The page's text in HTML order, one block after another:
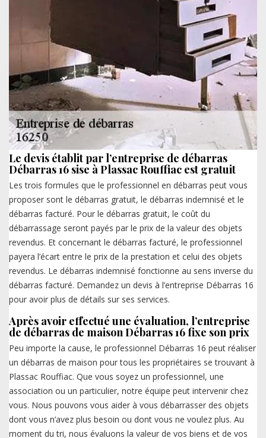
Le devis établit par l’entreprise de débarras
Débarras 16 sise à Plassac Rouffiac est gratuit
Les trois formules que le professionnel en débarras peut vous
proposer sont le débarras gratuit, le débarras indemnisé et le
débarras facturé. Pour le débarras gratuit, le coût du
débarrassage seront payés par le prix de la valeur des objets
revendus. Et concernant le débarras facturé, le professionnel
payera l’écart entre le prix de la prestation et celui des objets
revendus. Le débarras indemnisé fonctionne au sens inverse du
débarras facturé. Demandez un devis à l’entreprise Débarras 16
pour avoir plus de détails sur ses services.
Après avoir effectué une évaluation, l’entreprise
de débarras de maison Débarras 16 fixe son prix
Peu importe la cause, le professionnel Débarras 16 peut réaliser
un débarras de maison pour tous les propriétaires se trouvant à
Plassac Rouffiac. Que vous soyez un professionnel, une
association ou un particulier, notre équipe peut intervenir chez
vous. Nous pouvons vous aider à vous débarrasser des objets
dont vous n’avez plus besoin ou dont vous ne voulez plus. Au
moment du tri, nous évaluons la valeur de vos biens et de vos